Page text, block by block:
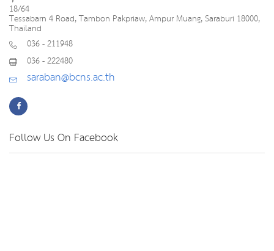
18/64
Tessabarn 4 Road, Tambon Pakpriaw, Ampur Muang, Saraburi 18000,
Thailand
036 - 211948
036 - 222480
saraban@bcns.ac.th
Follow Us On Facebook